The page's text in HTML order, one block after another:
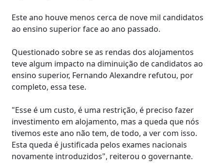
Este ano houve menos cerca de nove mil candidatos
ao ensino superior face ao ano passado.
Questionado sobre se as rendas dos alojamentos
teve algum impacto na diminuição de candidatos ao
ensino superior, Fernando Alexandre refutou, por
completo, essa tese.
"Esse é um custo, é uma restrição, é preciso fazer
investimento em alojamento, mas a queda que nós
tivemos este ano não tem, de todo, a ver com isso.
Esta queda é justificada pelos exames nacionais
novamente introduzidos", reiterou o governante.